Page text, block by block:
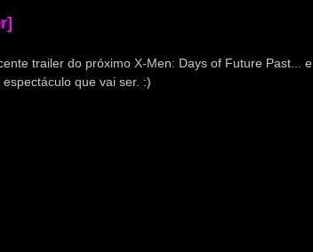
trailer do próximo X-Men: Days of Future Past... e
que vai ser. :)